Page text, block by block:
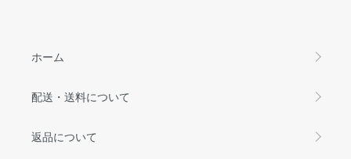
ホーム
配送・送料について
返品について